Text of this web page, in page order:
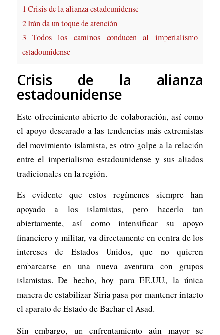
1 Crisis de la alianza estadounidense
2Irán da un toque de atención
3 Todos los caminos conducen al imperialismo
estadounidense
Crisis de la alianza
estadounidense
Este ofrecimiento abierto de colaboración, así como
el apoyo descarado a las tendencias más extremistas
del movimiento islamista, es otro golpe a la relación
entre el imperialismo estadounidense y sus aliados
tradicionales en la región.
Es evidente que estos regímenes siempre han
apoyado a los islamistas, pero hacerlo tan
abiertamente, así como intensificar su apoyo
financiero y militar, va directamente en contra de los
intereses de Estados Unidos, que no quieren
embarcarse en una nueva aventura con grupos
islamistas. De hecho, hoy para EE.UU., la única
manera de estabilizar Siria pasa por mantener intacto
el aparato de Estado de Bachar el Asad.
Sin embargo, un enfrentamiento aún mayor se